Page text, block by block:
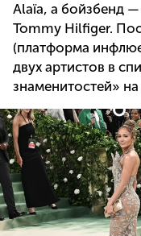
Alaïa, а бойзбенд
Tommy Hilfiger.
(платформа
двух артистов в
знаменитостей»